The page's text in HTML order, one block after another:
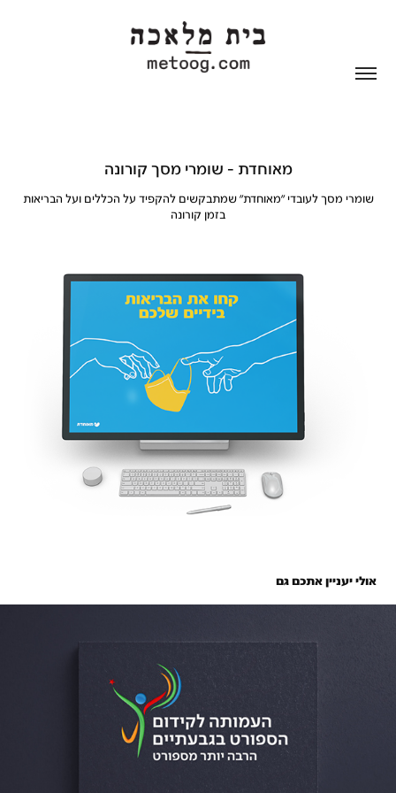
מאוחדת - שומרי מסך קורונה
שומרי מסך לעובדי ״מאוחדת״ שמתבקשים להקפיד על הכללים ועל הבריאות
אולי יעניין אתכם גם
יותר מספורט